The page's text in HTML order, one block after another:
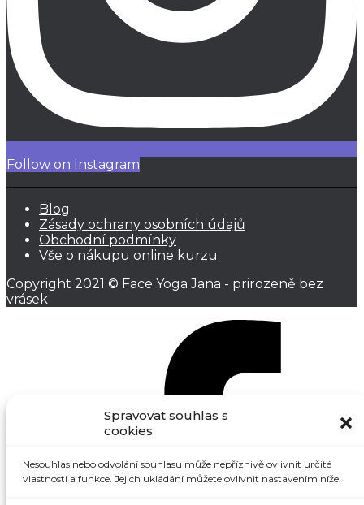
Spravovat souhlas s
cookies
Nesouhlas nebo odvolání souhlasu může nepříznivě ovlivnit určité
vlastnosti a funkce. Jejich ukládání můžete ovlivnit nastavením níže.
Follow on Instagram
Blog
Zásady ochrany osobních údajů
Obchodní podmínky
Vše o nákupu online kurzu
Copyright 2021 © Face Yoga Jana - prirozeně bez
vrásek